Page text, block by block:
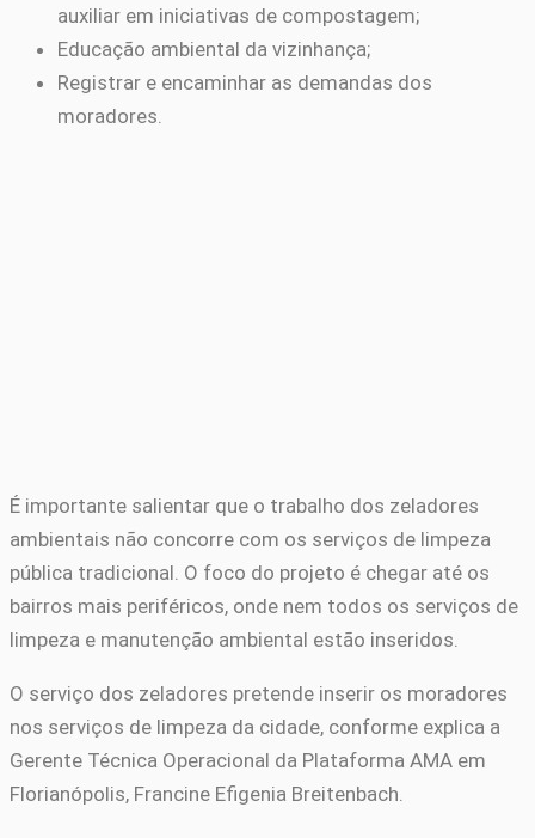
auxiliar em iniciativas de compostagem;
Educação ambiental da vizinhança;
Registrar e encaminhar as demandas dos
moradores.
É importante salientar que o trabalho dos zeladores
ambientais não concorre com os serviços de limpeza
pública tradicional. O foco do projeto é chegar até os
bairros mais periféricos, onde nem todos os serviços de
limpeza e manutenção ambiental estão inseridos.
O serviço dos zeladores pretende inserir os moradores
nos serviços de limpeza da cidade, conforme explica a
Gerente Técnica Operacional da Plataforma AMA em
Florianópolis, Francine Efigenia Breitenbach.